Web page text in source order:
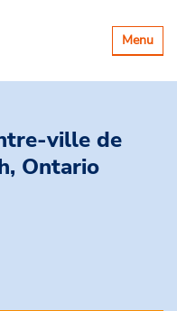
Basculer
la
Menu
ville de
Ontario